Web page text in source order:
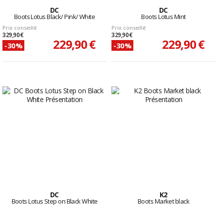
DC
Boots Lotus Black/ Pink/ White
Prix conseillé
329,90 €
-30% 229,90 €
DC
Boots Lotus Mint
Prix conseillé
329,90 €
-30% 229,90 €
DC
Boots Lotus Step on Black White
K2
Boots Market black